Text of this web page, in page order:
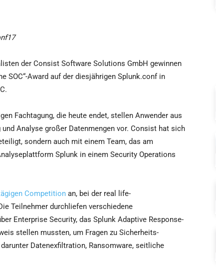
der Consist Software Solutions GmbH gewinnen
SOC“-Award auf der diesjährigen Splunk.conf in
Fachtagung, die heute endet, stellen Anwender aus
Analyse großer Datenmengen vor. Consist hat sich
sondern auch mit einem Team, das am
Splunk in einem Security Operations
Competition an, bei der real life-
Teilnehmer durchliefen verschiedene
Enterprise Security, das Splunk Adaptive Response-
stellen mussten, um Fragen zu Sicherheits-
Datenexfiltration, Ransomware, seitliche